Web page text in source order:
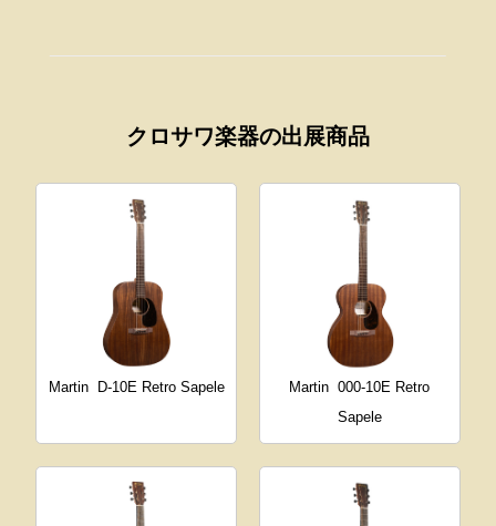
クロサワ楽器の出展商品
Martin D-10E Retro Sapele Martin 000-10E Retro
Sapele